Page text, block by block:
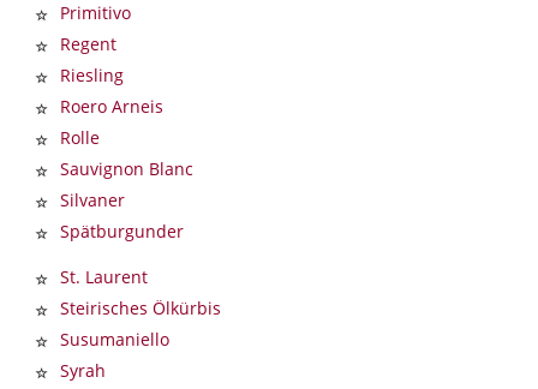
Primitivo
Regent
Riesling
Roero Arneis
Rolle
Sauvignon Blanc
Silvaner
Spätburgunder
St. Laurent
Steirisches Ölkürbis
Susumaniello
Syrah